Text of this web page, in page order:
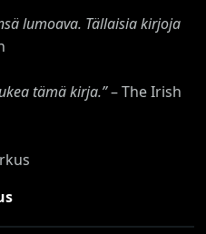
lumoava. Tällaisia kirjoja
tämä kirja.”– The Irish